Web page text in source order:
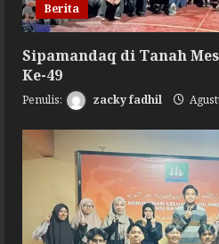
Berita
Sipamandaq di Tanah
Ke-49
zacky fadhil